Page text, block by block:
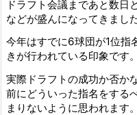
ドラフト会議まであと数日
などが盛んになってきました
今年はすでに6球団が1位指
きが行われている印象です。
実際ドラフトの成功か否か
前にどういった指名をする
まりないように思われます。